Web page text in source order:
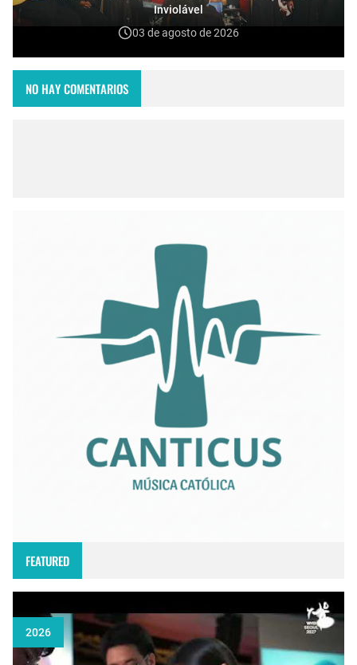
Inviolável
03 de agosto de 2026
NO HAY COMENTARIOS
FEATURED
2026